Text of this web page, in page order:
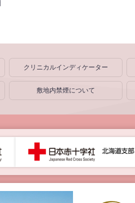
クリニカルインディケーター
敷地内禁煙について